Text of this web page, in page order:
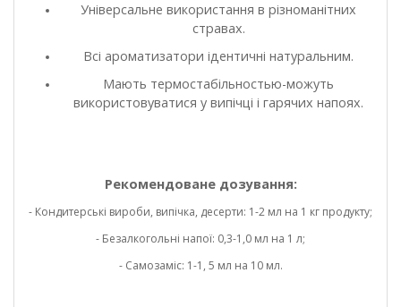
Універсальне використання в різноманітних
стравах.
Всі ароматизатори ідентичні натуральним.
Мають термостабільностью-можуть
використовуватися у випічці і гарячих напоях.
Рекомендоване дозування:
- Кондитерські вироби, випічка, десерти: 1-2 мл на 1 кг продукту;
- Безалкогольні напої: 0,3-1,0 мл на 1 л;
- Самозаміс: 1-1, 5 мл на 10 мл.